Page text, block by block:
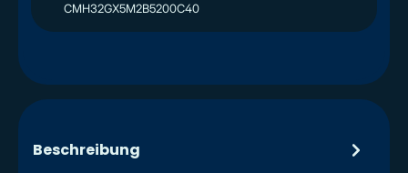
CMH32GX5M2B5200C40
Beschreibung